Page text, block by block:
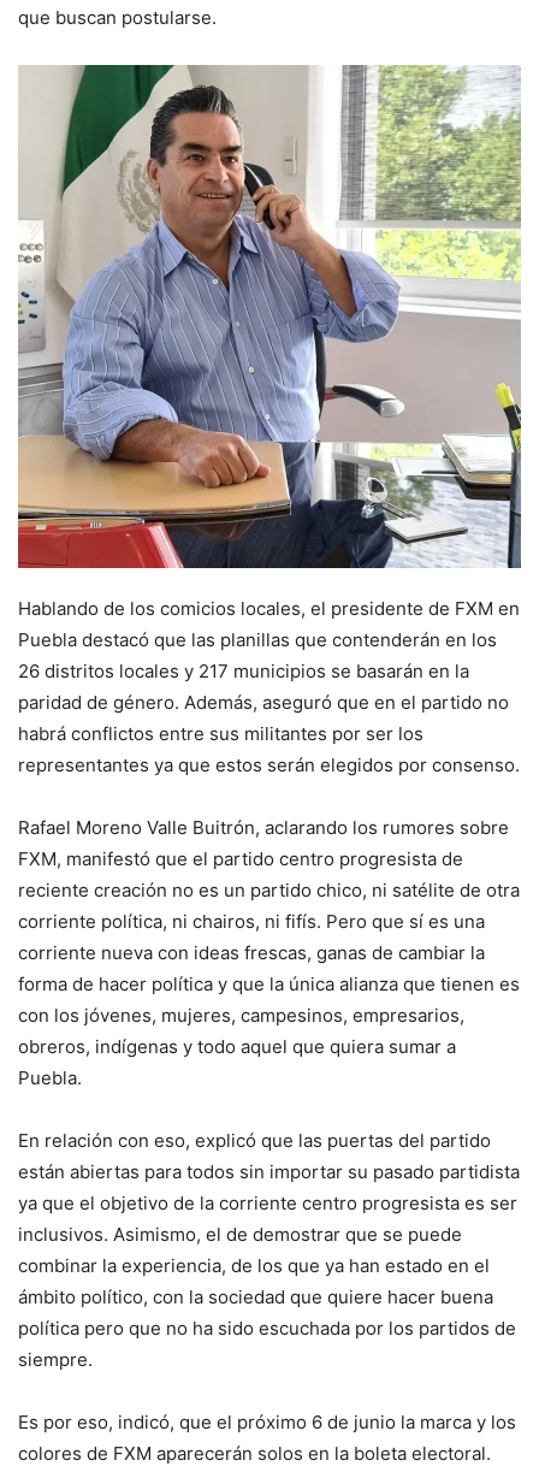
que buscan postularse.
Hablando de los comicios locales, el presidente de FXM en
Puebla destacó que las planillas que contenderán en los
26 distritos locales y 217 municipios se basarán en la
paridad de género. Además, aseguró que en el partido no
habrá conflictos entre sus militantes por ser los
representantes ya que estos serán elegidos por consenso.
Rafael Moreno Valle Buitrón, aclarando los rumores sobre
FXM, manifestó que el partido centro progresista de
reciente creación no es un partido chico, ni satélite de otra
corriente política, ni chairos, ni fifís. Pero que sí es una
corriente nueva con ideas frescas, ganas de cambiar la
forma de hacer política y que la única alianza que tienen es
con los jóvenes, mujeres, campesinos, empresarios,
obreros, indígenas y todo aquel que quiera sumar a
Puebla.
En relación con eso, explicó que las puertas del partido
están abiertas para todos sin importar su pasado partidista
ya que el objetivo de la corriente centro progresista es ser
inclusivos. Asimismo, el de demostrar que se puede
combinar la experiencia, de los que ya han estado en el
ámbito político, con la sociedad que quiere hacer buena
política pero que no ha sido escuchada por los partidos de
siempre.
Es por eso, indicó, que el próximo 6 de junio la marca y los
colores de FXM aparecerán solos en la boleta electoral.